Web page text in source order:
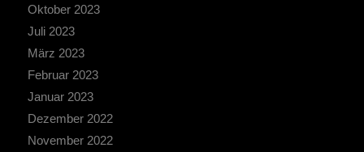
Oktober 2023
Juli 2023
März 2023
Februar 2023
Januar 2023
Dezember 2022
November 2022